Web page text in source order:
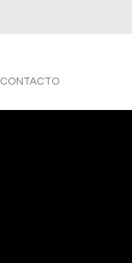
CONTACTO